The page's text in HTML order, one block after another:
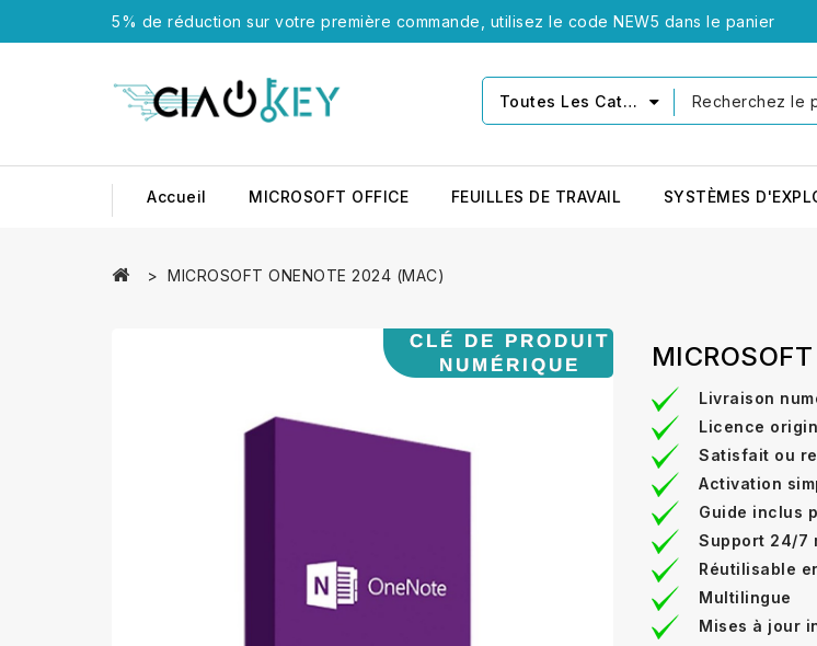
5% de réduction sur votre première commande, utilisez le code NEW5 dans le panier
Toutes Les Catégories
Accueil MICROSOFT OFFICE FEUILLES DE TRAVAIL SYSTÈMES
MICROSOFT ONENOTE 2024 (MAC)
Livraison
Licence
Satisfait ou
Activation
Guide inclus
Support 24/7
Réutilisable
Multilingue
Mises à jour